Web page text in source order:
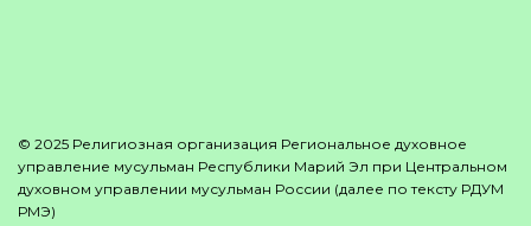
© 2025 Религиозная организация Региональное духовное
управление мусульман Республики Марий Эл при Центральном
духовном управлении мусульман России (далее по тексту РДУМ
РМЭ)